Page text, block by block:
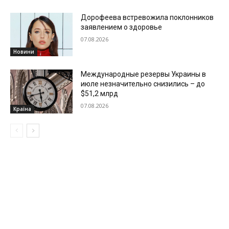
Новини
Дорофеева встревожила поклонников
заявлением о здоровье
07.08.2026
Країна
Международные резервы Украины в
июле незначительно снизились – до
$51,2 млрд
07.08.2026